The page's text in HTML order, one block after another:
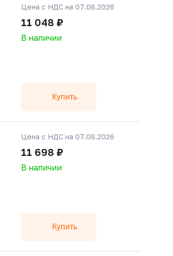
Цена с НДС на 07.08.2026
11 048 ₽
В наличии
Купить
Цена с НДС на 07.08.2026
11 698 ₽
В наличии
Купить